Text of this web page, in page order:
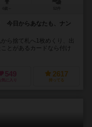
今日からあなたも、ナン
ら捨て札へ1枚めくり、出
とがあるカードなら付け
549
お気に入り
2617
持ってる